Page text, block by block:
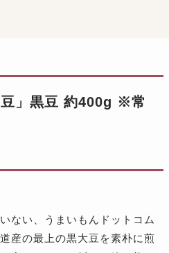
」黒豆 約400g ※常
ない、うまいもんドットコム
産の最上の黒大豆を素朴に煎